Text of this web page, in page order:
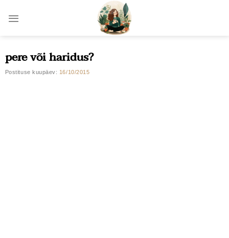
pere või haridus?
Postituse kuupäev: 16/10/2015